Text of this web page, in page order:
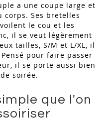
a une coupe large et
corps. Ses bretelles
le cou et les
il se veut légèrement
tailles, S/M et L/XL, il
pour faire passer
il se porte aussi bien
soirée.
que l'on